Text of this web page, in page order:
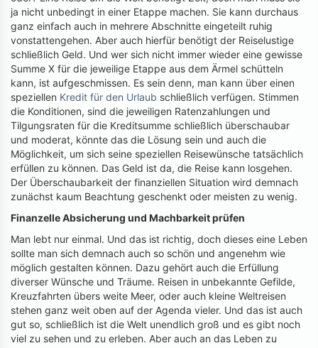
ja nicht unbedingt in einer Etappe machen. Sie kann durchaus
ganz einfach auch in mehrere Abschnitte eingeteilt ruhig
vonstattengehen. Aber auch hierfür benötigt der Reiselustige
schließlich Geld. Und wer sich nicht immer wieder eine gewisse
Summe X für die jeweilige Etappe aus dem Ärmel schütteln
kann, ist aufgeschmissen. Es sein denn, man kann über einen
speziellen Kredit für den Urlaub schließlich verfügen. Stimmen
die Konditionen, sind die jeweiligen Ratenzahlungen und
Tilgungsraten für die Kreditsumme schließlich überschaubar
und moderat, könnte das die Lösung sein und auch die
Möglichkeit, um sich seine speziellen Reisewünsche tatsächlich
erfüllen zu können. Das Geld ist da, die Reise kann losgehen.
Der Überschaubarkeit der finanziellen Situation wird demnach
zunächst kaum Beachtung geschenkt oder meisten zu wenig.
Finanzelle Absicherung und Machbarkeit prüfen
Man lebt nur einmal. Und das ist richtig, doch dieses eine Leben
sollte man sich demnach auch so schön und angenehm wie
möglich gestalten können. Dazu gehört auch die Erfüllung
diverser Wünsche und Träume. Reisen in unbekannte Gefilde,
Kreuzfahrten übers weite Meer, oder auch kleine Weltreisen
stehen ganz weit oben auf der Agenda vieler. Und das ist auch
gut so, schließlich ist die Welt unendlich groß und es gibt noch
viel zu sehen und zu erleben. Aber auch an das Leben zu